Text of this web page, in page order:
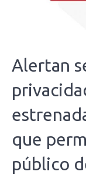
Alertan
que
público